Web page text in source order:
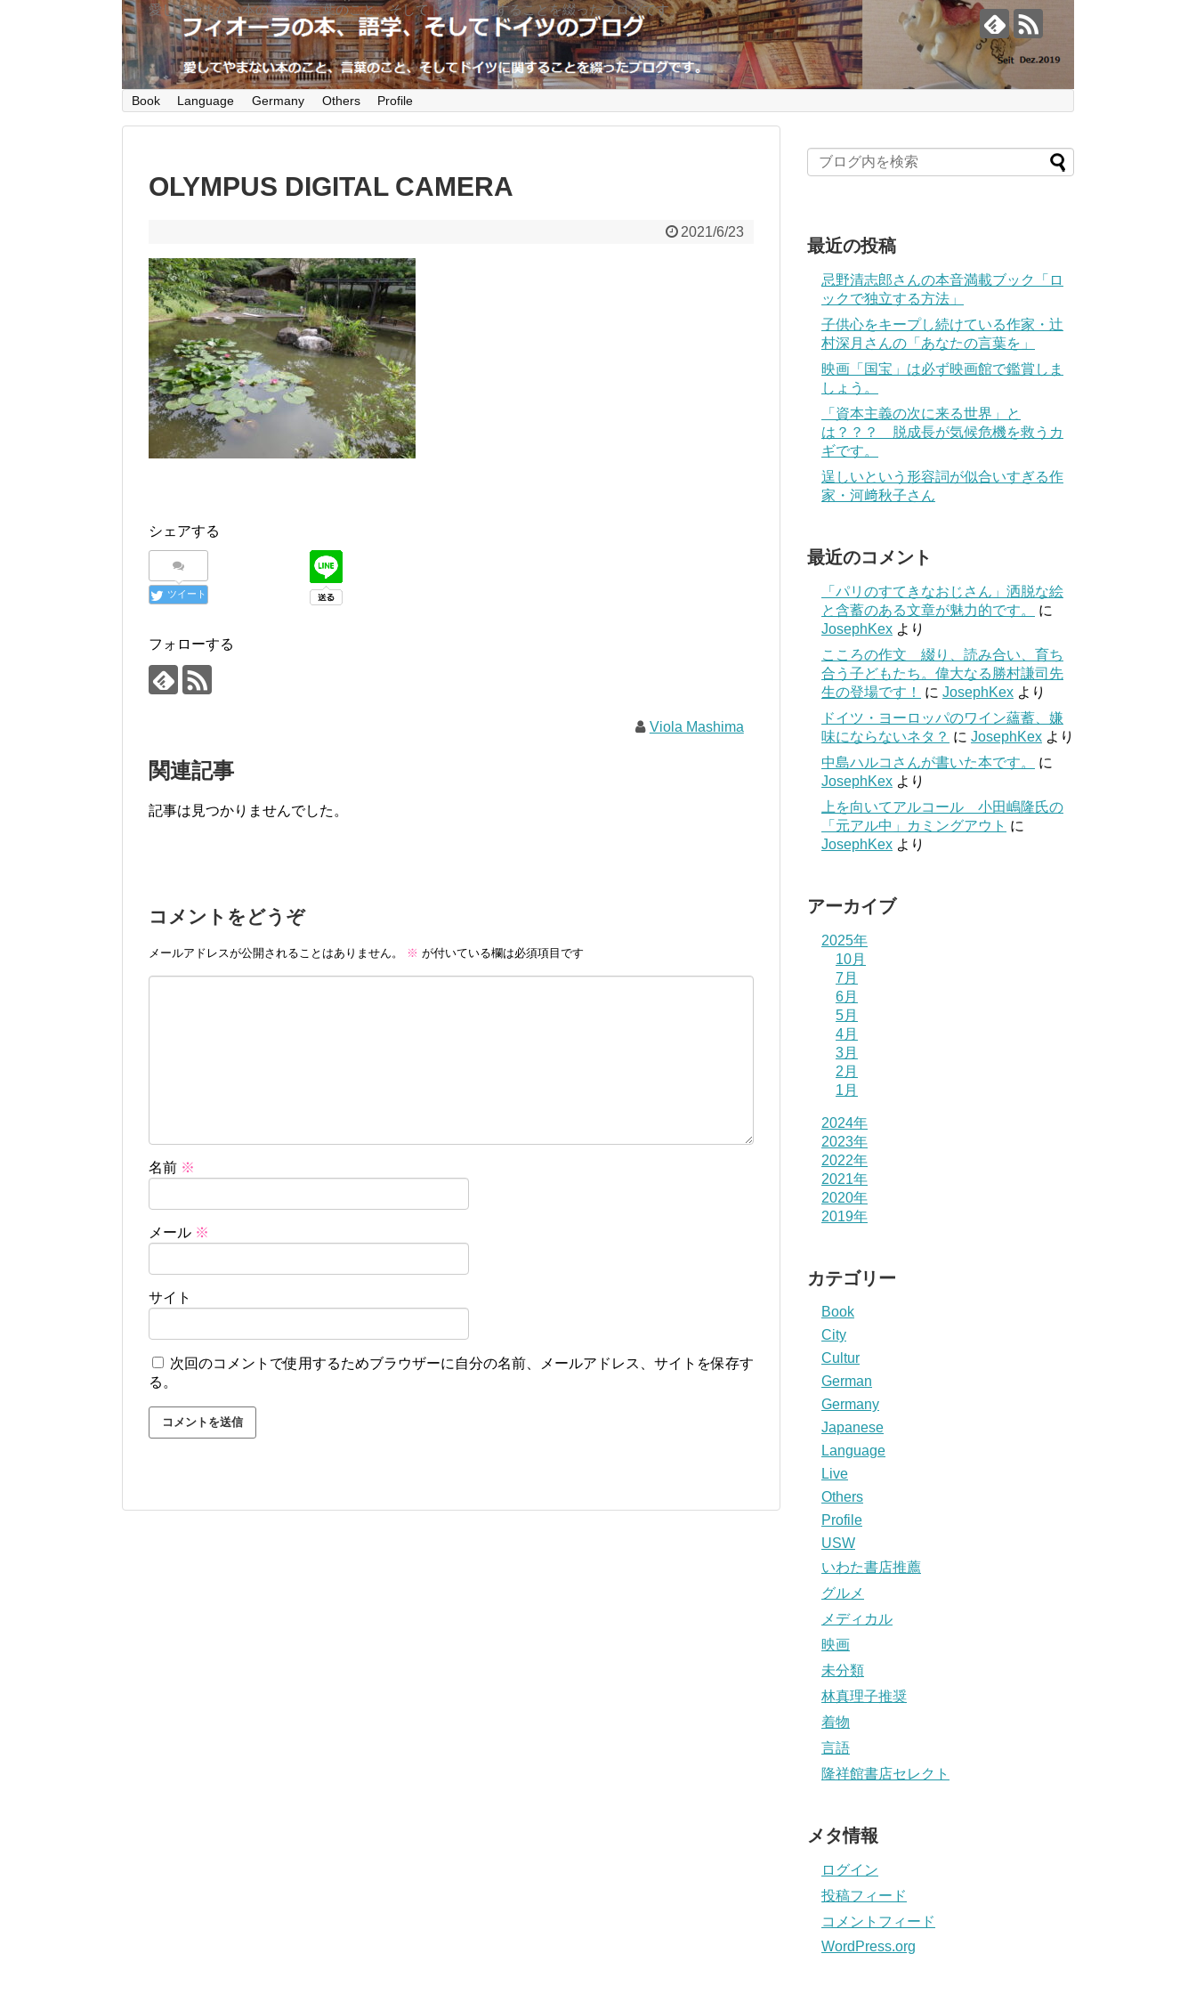
愛してやまない本のこと、言葉のこと、そしてドイツに関することを綴ったブログです。
Book Language Germany Others Profile
OLYMPUS DIGITAL CAMERA
2021/6/23
シェアする
ツイート
フォローする
Viola Mashima
関連記事
記事は見つかりませんでした。
コメントをどうぞ
メールアドレスが公開されることはありません。 ※ が付いている欄は必須項目です
名前 ※
メール ※
サイト
次回のコメントで使用するためブラウザーに自分の名前、メールアドレス、サイトを保存す
る。
最近の投稿
忌野清志郎さんの本音満載ブック「ロ
ックで独立する方法」
子供心をキープし続けている作家・辻
村深月さんの「あなたの言葉を」
映画「国宝」は必ず映画館で鑑賞しま
しょう。
「資本主義の次に来る世界」と
は？？？ 脱成長が気候危機を救うカ
ギです。
逞しいという形容詞が似合いすぎる作
家・河﨑秋子さん
最近のコメント
「パリのすてきなおじさん」洒脱な絵
と含蓄のある文章が魅力的です。
に
JosephKex より
こころの作文 綴り、読み合い、育ち
合う子どもたち。偉大なる勝村謙司先
生の登場です！
に JosephKex より
ドイツ・ヨーロッパのワイン蘊蓄、嫌
味にならないネタ？ に JosephKex より
中島ハルコさんが書いた本です。
に
JosephKex より
上を向いてアルコール 小田嶋隆氏の
「元アル中」カミングアウト に
JosephKex より
アーカイブ
2025年
10月
7月
6月
5月
4月
3月
2月
1月
2024年
2023年
2022年
2021年
2020年
2019年
カテゴリー
Book
City
Cultur
German
Germany
Japanese
Language
Live
Others
Profile
USW
いわた書店推薦
グルメ
メディカル
映画
未分類
林真理子推奨
着物
言語
隆祥館書店セレクト
メタ情報
ログイン
投稿フィード
コメントフィード
WordPress.org